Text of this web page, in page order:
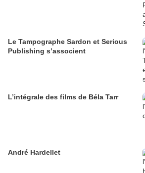
Le Tampographe Sardon et Serious
Publishing s’associent
L’intégrale des films de Béla Tarr
André Hardellet